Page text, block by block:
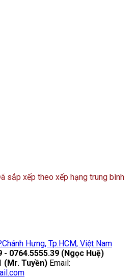
sắp xếp theo xếp hạng trung bình
Hưng, Tp.HCM, Việt Nam
- 0764.5555.39 (Ngọc Huệ)
(Mr. Tuyền) Email: